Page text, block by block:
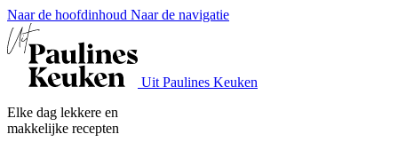
Naar de hoofdinhoud Naar de navigatie
Uit Paulines Keuken
Elke dag lekkere en
makkelijke recepten